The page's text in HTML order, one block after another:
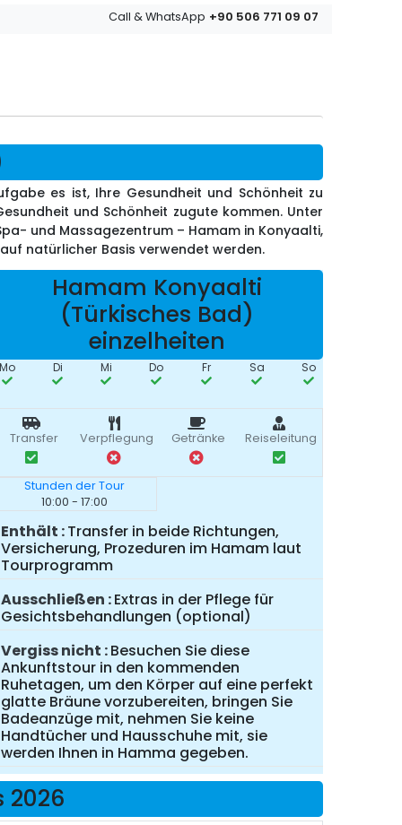
Call & WhatsApp +90 506 771 09 07
es ist, Ihre Gesundheit und Schönheit zu
und Schönheit zugute kommen. Unter
und Massagezentrum – Hamam in Konyaalti,
natürlicher Basis verwendet werden.
Hamam Konyaalti
(Türkisches Bad)
einzelheiten
Mo Di Mi Do Fr Sa So
Transfer Verpflegung Getränke Reiseleitung
Stunden der Tour
10:00 - 17:00
Enthält Transfer in beide Richtungen,
Versicherung, Prozeduren im Hamam laut
Tourprogramm
Ausschließen Extras in der Pflege für
Gesichtsbehandlungen (optional)
Vergiss nicht Besuchen Sie diese
Ankunftstour in den kommenden
Ruhetagen, um den Körper auf eine perfekt
glatte Bräune vorzubereiten, bringen Sie
Badeanzüge mit, nehmen Sie keine
Handtücher und Hausschuhe mit, sie
werden Ihnen in Hamma gegeben.
2026